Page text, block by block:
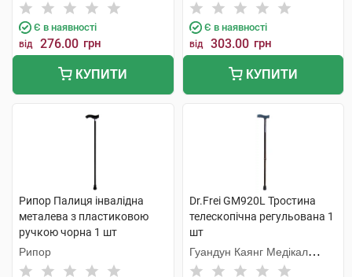
Є в наявності
від 276.00 грн
КУПИТИ
Є в наявності
від 303.00 грн
КУПИТИ
Рипор Палиця інвалідна
металева з пластиковою
ручкою чорна 1 шт
Рипор
Dr.Frei GM920L Тростина
телескопічна регульована 1
шт
Гуандун Каянг Медікал
Технолоджі